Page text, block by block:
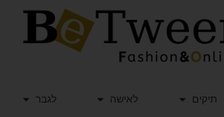
תיקים לאישה לגבר